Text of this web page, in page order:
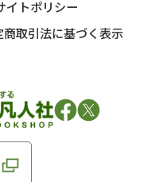
イトポリシー
商取引法に基づく表示